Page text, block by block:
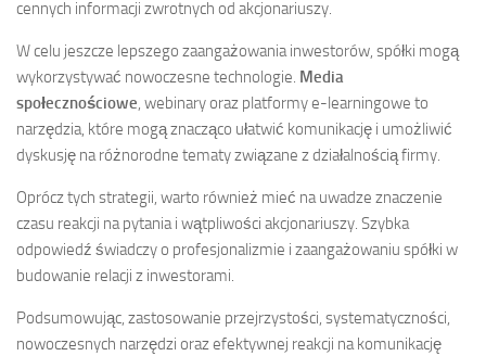
cennych informacji zwrotnych od akcjonariuszy.
W celu jeszcze lepszego zaangażowania inwestorów, spółki mogą
wykorzystywać nowoczesne technologie. Media
społecznościowe, webinary oraz platformy e-learningowe to
narzędzia, które mogą znacząco ułatwić komunikację i umożliwić
dyskusję na różnorodne tematy związane z działalnością firmy.
Oprócz tych strategii, warto również mieć na uwadze znaczenie
czasu reakcji na pytania i wątpliwości akcjonariuszy. Szybka
odpowiedź świadczy o profesjonalizmie i zaangażowaniu spółki w
budowanie relacji z inwestorami.
Podsumowując, zastosowanie przejrzystości, systematyczności,
nowoczesnych narzędzi oraz efektywnej reakcji na komunikację